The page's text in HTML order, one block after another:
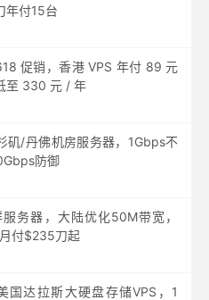
年付15台
促销，香港 VPS 年付 89 元
至 330 元 / 年
矶/丹佛机房服务器，1Gbps不
防御
务器，大陆优化50M带宽，
付$235刀起
国达拉斯大硬盘存储VPS，1